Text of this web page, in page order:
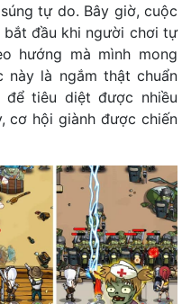
tự do. Bây giờ, cuộc
đầu khi người chơi tự
hướng mà mình mong
này là ngắm thật chuẩn
để tiêu diệt được nhiều
cơ hội giành được chiến